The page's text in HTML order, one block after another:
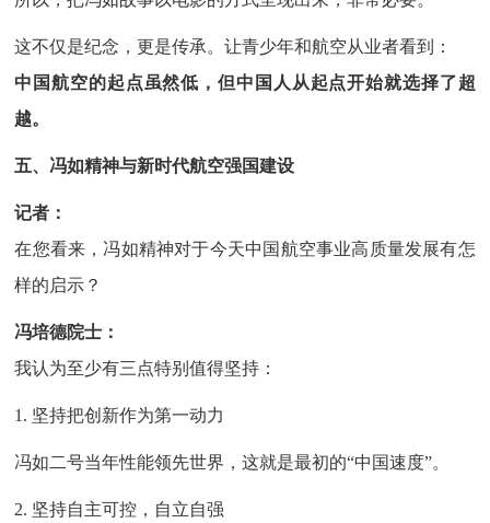
这不仅是纪念，更是传承。让青少年和航空从业者看到：
中国航空的起点虽然低，但中国人从起点开始就选择了超
越。
五、冯如精神与新时代航空强国建设
记者：
在您看来，冯如精神对于今天中国航空事业高质量发展有怎
样的启示？
冯培德院士：
我认为至少有三点特别值得坚持：
1. 坚持把创新作为第一动力
冯如二号当年性能领先世界，这就是最初的“中国速度”。
2. 坚持自主可控，自立自强